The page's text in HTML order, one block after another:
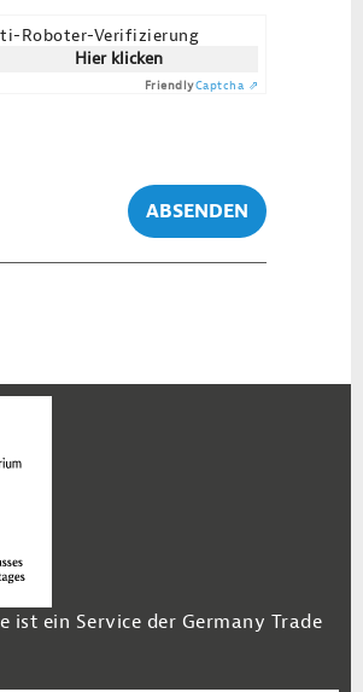
Roboter-Verifizierung
Hier klicken
FriendlyCaptcha ⇗
ABSENDEN
ist ein Service der Germany Trade